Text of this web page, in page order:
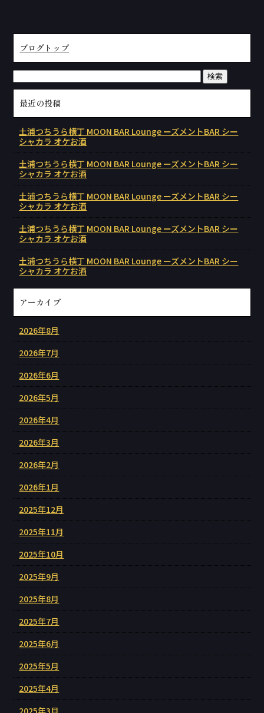
ブログトップ
最近の投稿
土浦つちうら横丁 MOON BAR Lounge ーズメントBAR シー
シャカラ オケお酒
土浦つちうら横丁 MOON BAR Lounge ーズメントBAR シー
シャカラ オケお酒
土浦つちうら横丁 MOON BAR Lounge ーズメントBAR シー
シャカラ オケお酒
土浦つちうら横丁 MOON BAR Lounge ーズメントBAR シー
シャカラ オケお酒
土浦つちうら横丁 MOON BAR Lounge ーズメントBAR シー
シャカラ オケお酒
アーカイブ
2026年8月
2026年7月
2026年6月
2026年5月
2026年4月
2026年3月
2026年2月
2026年1月
2025年12月
2025年11月
2025年10月
2025年9月
2025年8月
2025年7月
2025年6月
2025年5月
2025年4月
2025年3月